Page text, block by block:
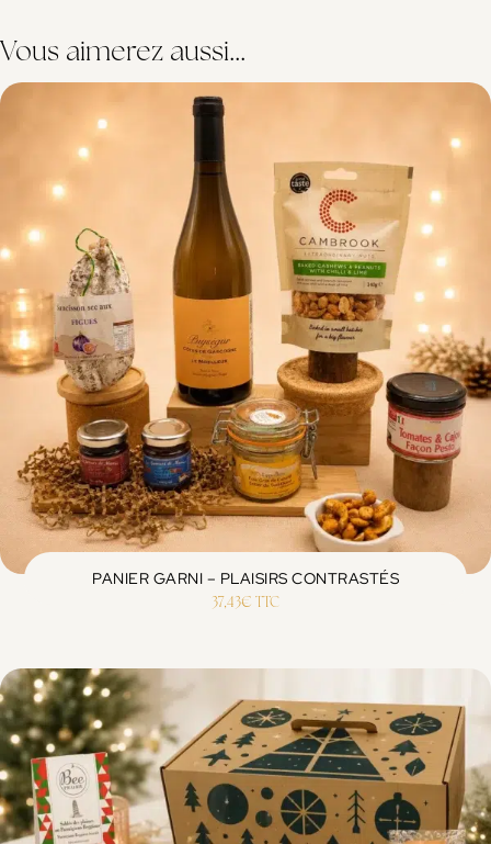
Vous aimerez aussi...
PANIER GARNI – PLAISIRS CONTRASTÉS
37,43€ TTC